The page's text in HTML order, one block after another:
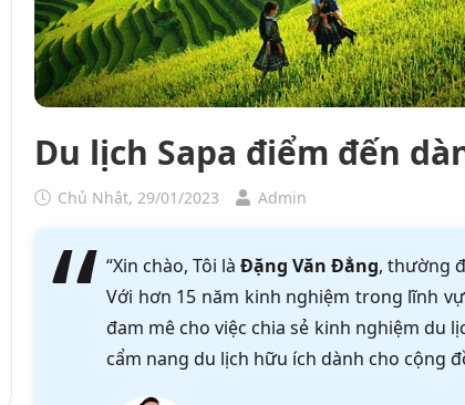
Du lịch Sapa điểm đến
Chủ Nhật, 29/01/2023 Admin
“Xin chào, Tôi làĐặng Văn Đẳng, thường
Với hơn 15 năm kinh nghiệm trong lĩnh
đam mê cho việc chia sẻ kinh nghiệm du
cẩm nang du lịch hữu ích dành cho cộng